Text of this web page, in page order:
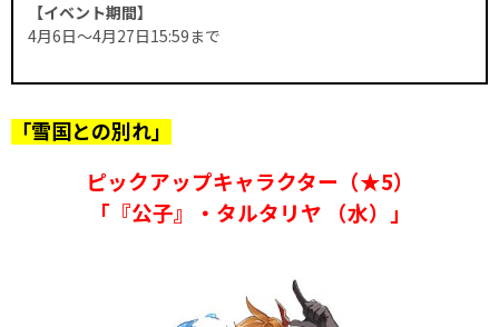
【イベント期間】
4月6日〜4月27日15:59まで
「雪国との別れ」
ピックアップキャラクター（★5）
「『公子』・タルタリヤ （水）」